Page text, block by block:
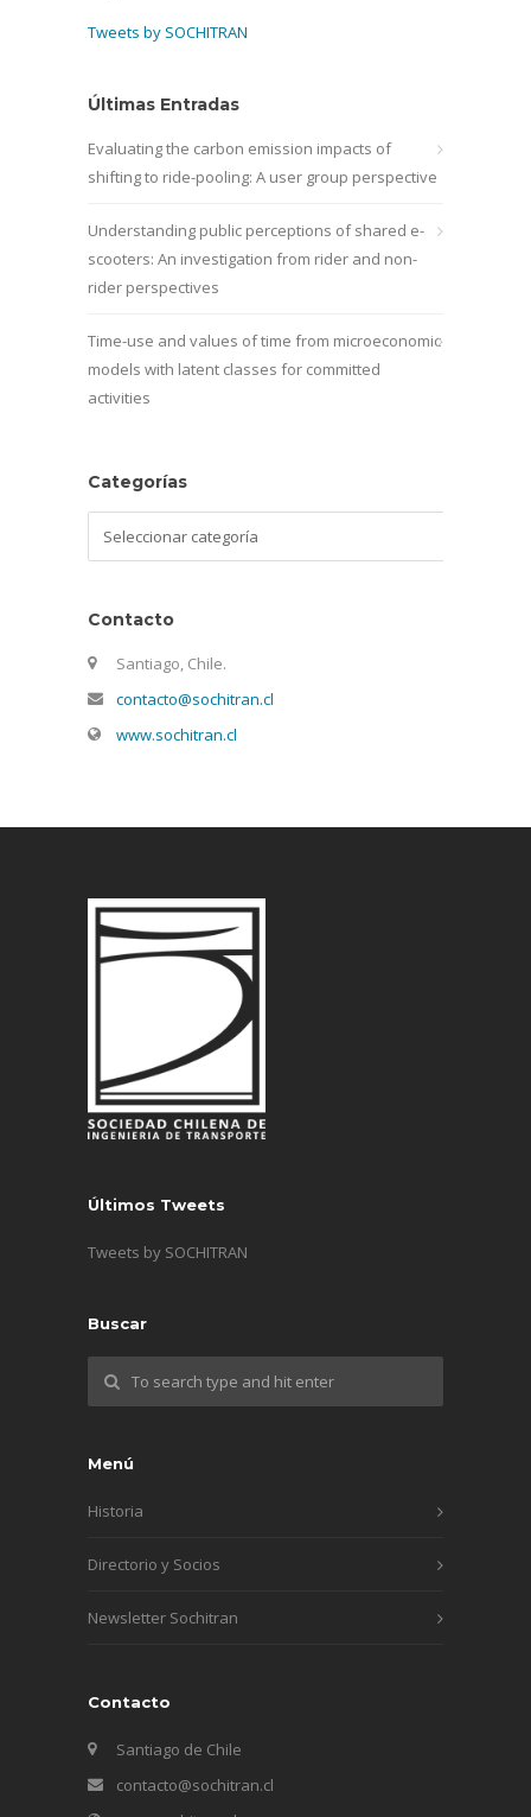
Tweets by SOCHITRAN
Últimas Entradas
Evaluating the carbon emission impacts of
shifting to ride-pooling: A user group perspective
Understanding public perceptions of shared e-
scooters: An investigation from rider and non-
rider perspectives
Time-use and values of time from microeconomic
models with latent classes for committed
activities
Categorías
Contacto
Santiago, Chile.
contacto@sochitran.cl
www.sochitran.cl
Últimos Tweets
Tweets by SOCHITRAN
Buscar
Menú
Historia
Directorio y Socios
Newsletter Sochitran
Contacto
Santiago de Chile
contacto@sochitran.cl